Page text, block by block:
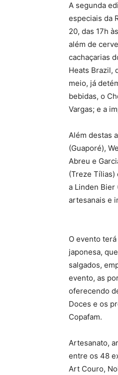
A segunda
especiais da
20, das 17h
além de
cachaçarias
Heats Brazil,
meio, já
bebidas, o
Vargas; e a
Além destas
(Guaporé),
Abreu e
(Treze Tílias)
a Linden Bier
artesanais e
O evento
japonesa,
salgados,
evento, as
oferecendo
Doces e os
Copafam.
Artesanato,
entre os 48
Art Couro,